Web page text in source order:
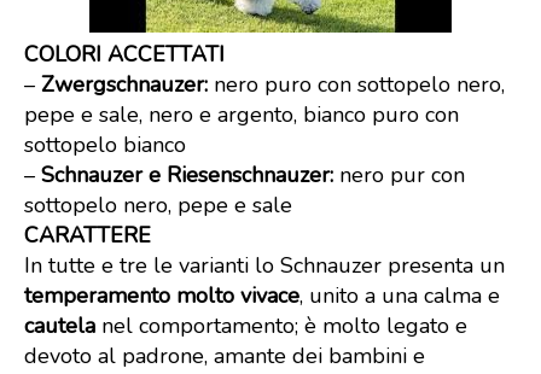
COLORI ACCETTATI
– Zwergschnauzer: nero puro con sottopelo nero,
pepe e sale, nero e argento, bianco puro con
sottopelo bianco
– Schnauzer e Riesenschnauzer: nero pur con
sottopelo nero, pepe e sale
CARATTERE
In tutte e tre le varianti lo Schnauzer presenta un
temperamento molto vivace, unito a una calma e
cautela nel comportamento; è molto legato e
devoto al padrone, amante dei bambini e